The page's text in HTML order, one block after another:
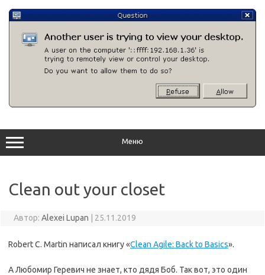
содержимому
Меню
Clean out your closet
Автор: Alexei Lupan 25.11.2019
Robert C. Martin написал книгу «Clean Agile: Back to Basics».
А Любомир Геревич не знает, кто дядя Боб. Так вот, это один